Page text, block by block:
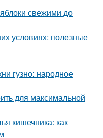
свежими до
условиях: полезные
гузно: народное
для максимальной
кишечника: как